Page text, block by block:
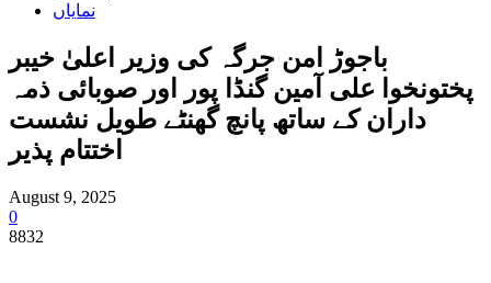
نمایاں
باجوڑ امن جرگہ کی وزیر اعلیٰ خیبر
پختونخوا علی آمین گنڈا پور اور صوبائی ذمہ
داران کے ساتھ پانچ گھنٹے طویل نشست
اختتام پذیر
August 9, 2025
0
8832